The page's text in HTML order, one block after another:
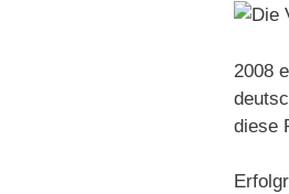
2008
diese